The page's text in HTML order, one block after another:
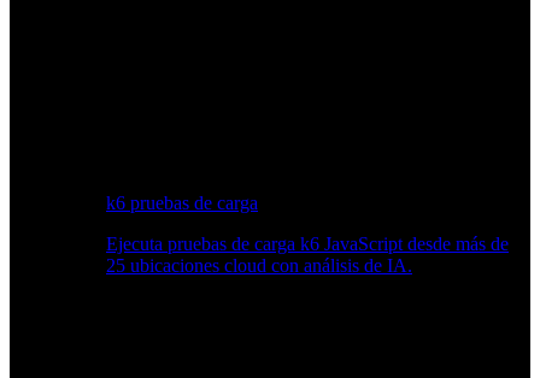
k6 pruebas de carga
Ejecuta pruebas de carga k6 JavaScript desde más de
25 ubicaciones cloud con análisis de IA.